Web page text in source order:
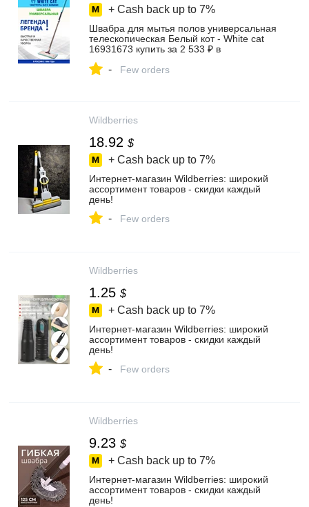
+ Cash back up to 7%
Швабра для мытья полов универсальная
телескопическая Белый кот - White cat
16931673 купить за 2 533 ₽ в
- Few orders
Wildberries
18.92 $
+ Cash back up to 7%
Интернет‑магазин Wildberries: широкий
ассортимент товаров - скидки каждый
день!
- Few orders
Wildberries
1.25 $
+ Cash back up to 7%
Интернет‑магазин Wildberries: широкий
ассортимент товаров - скидки каждый
день!
- Few orders
Wildberries
9.23 $
+ Cash back up to 7%
Интернет‑магазин Wildberries: широкий
ассортимент товаров - скидки каждый
день!